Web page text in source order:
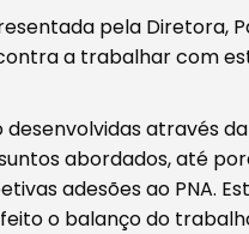
pela Diretora,
a trabalhar com
desenvolvidas através
abordados, até
adesões ao PNA.
o balanço do